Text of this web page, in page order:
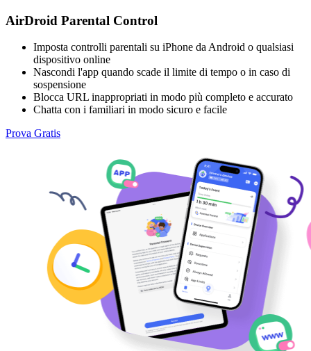
AirDroid Parental Control
Imposta controlli parentali su iPhone da Android o qualsiasi
dispositivo online
Nascondi l'app quando scade il limite di tempo o in caso di
sospensione
Blocca URL inappropriati in modo più completo e accurato
Chatta con i familiari in modo sicuro e facile
Prova Gratis